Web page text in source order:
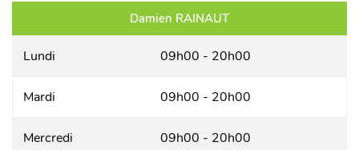
Damien RAINAUT
Lundi 09h00 - 20h00
Mardi 09h00 - 20h00
Mercredi 09h00 - 20h00